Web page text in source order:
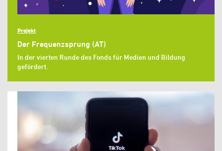
Projekt
Der Frequenzsprung (AT)
In der vierten Runde des Fonds für Medien und Bildung
gefördert.